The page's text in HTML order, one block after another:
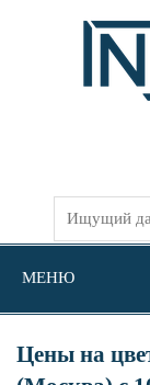
INFOLOM —
МЕНЮ
Цены на